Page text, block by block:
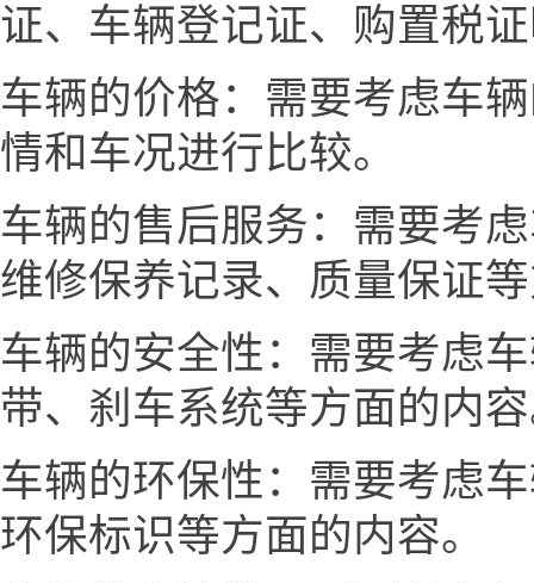
证、车辆登记证、购置税
车辆的价格：需要考虑车
情和车况进行比较。
车辆的售后服务：需要考
维修保养记录、质量保证
车辆的安全性：需要考虑
带、刹车系统等方面的内
车辆的环保性：需要考虑
环保标识等方面的内容。